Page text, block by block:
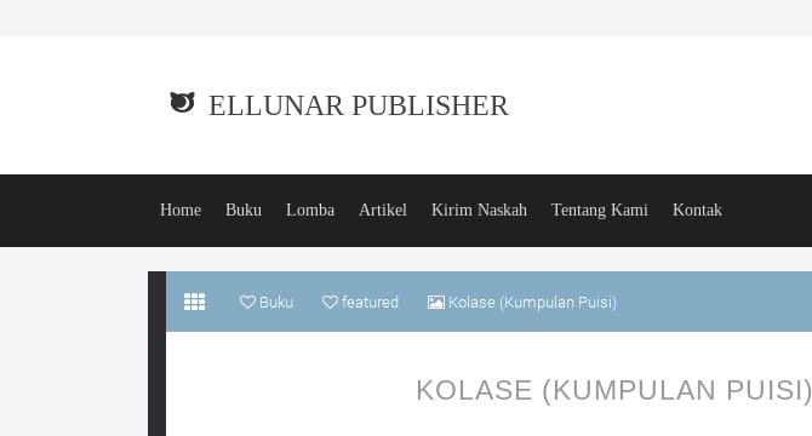
ELLUNAR PUBLISHER
Home Buku Lomba Artikel Kirim Naskah Tentang Kami Kontak
Buku featured Kolase (Kumpulan Puisi)
KOLASE (KUMPULAN PUISI)